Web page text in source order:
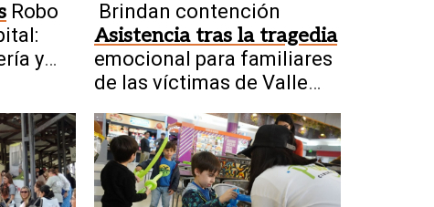
Robo
y
Asistencia tras la tragedia
Brindan contención
emocional para familiares
de las víctimas de Valle